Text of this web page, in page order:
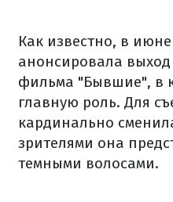
Как известно, в
анонсировала
фильма "Бывшие", в
главную роль. Для
кардинально
зрителями она
темными волосами.